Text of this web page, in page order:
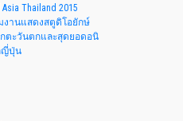
Asia Thailand 2015
งานแสดงสตูดิโอยักษ์
ตะวันตกและสุดยอดอนิ
ญี่ปุ่น